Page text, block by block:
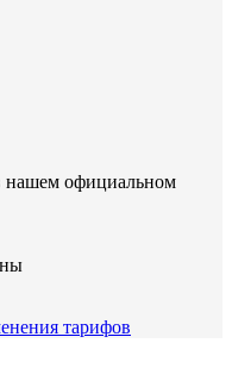
нашем официальном
тарифов